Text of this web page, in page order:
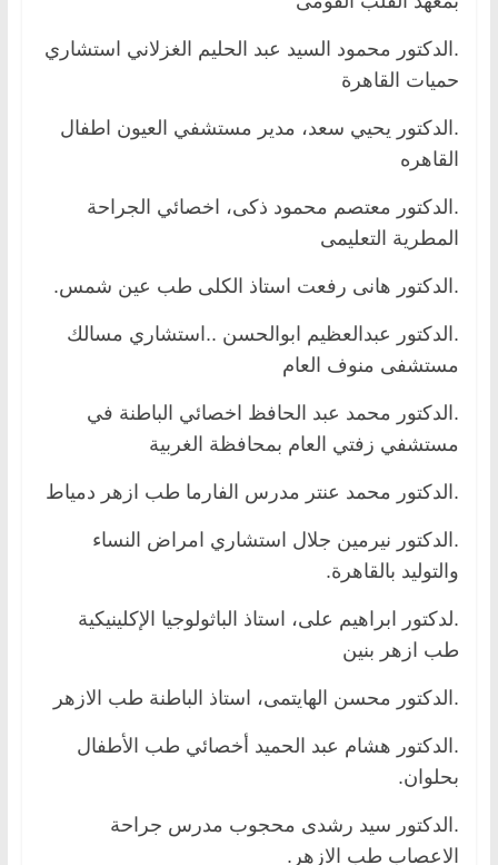
.الدكتور محمود السيد عبد الحليم الغزلاني استشاري
حميات القاهرة
.الدكتور يحيي سعد، مدير مستشفي العيون اطفال
القاهره
.الدكتور معتصم محمود ذكى، اخصائي الجراحة
المطرية التعليمى
.الدكتور هانى رفعت استاذ الكلى طب عين شمس.
.الدكتور عبدالعظيم ابوالحسن ..استشاري مسالك
مستشفى منوف العام
.الدكتور محمد عبد الحافظ اخصائي الباطنة في
مستشفي زفتي العام بمحافظة الغربية
.الدكتور محمد عنتر مدرس الفارما طب ازهر دمياط
.الدكتور نيرمين جلال استشاري امراض النساء
والتوليد بالقاهرة.
.لدكتور ابراهيم على، استاذ الباثولوجيا الإكلينيكية
طب ازهر بنين
.الدكتور محسن الهايتمى، استاذ الباطنة طب الازهر
.الدكتور هشام عبد الحميد أخصائي طب الأطفال
بحلوان.
.الدكتور سيد رشدى محجوب مدرس جراحة
الاعصاب طب الازهر.